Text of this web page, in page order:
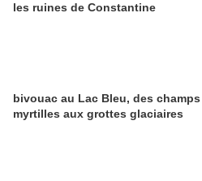
les ruines de Constantine
bivouac au Lac Bleu, des
myrtilles aux grottes glaciaires